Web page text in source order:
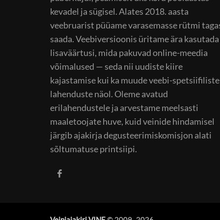
kevadel ja sügisel. Alates 2018. aasta
veebruarist püüame varasemasse rütmi
saada. Veebiversioonis üritame ära kasutada
lisaväärtusi, mida pakuvad online-meedia
võimalused — seda nii uudiste kiire
kajastamise kui ka muude veebi-spetsiifiliste
lahenduste näol. Oleme avatud
erilahendustele ja arvestame meelsasti
maaletoojate huve, kuid veinide hindamisel
järgib ajakirja degusteerimiskomisjon alati
sõltumatuse printsiipi.